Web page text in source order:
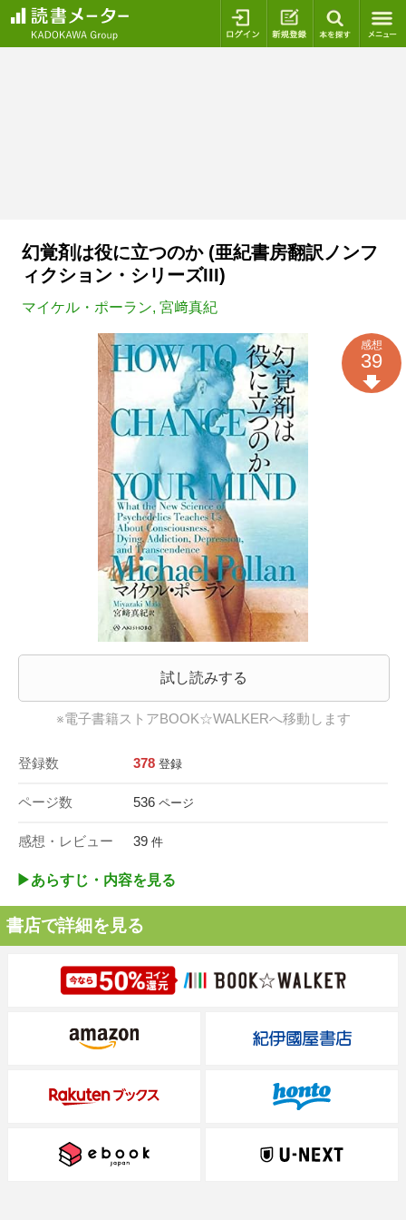
ログイン 新規登録
幻覚剤は役に立つのか (亜紀書房翻訳ノンフ
ィクション・シリーズIII)
マイケル・ポーラン, 宮﨑真紀
試し読みする
※電子書籍ストアBOOK☆WALKERへ移動します
登録数 378 登録
ページ数 536 ページ
感想・レビュー 39 件
感想
39
▶︎あらすじ・内容を見る
書店で詳細を見る